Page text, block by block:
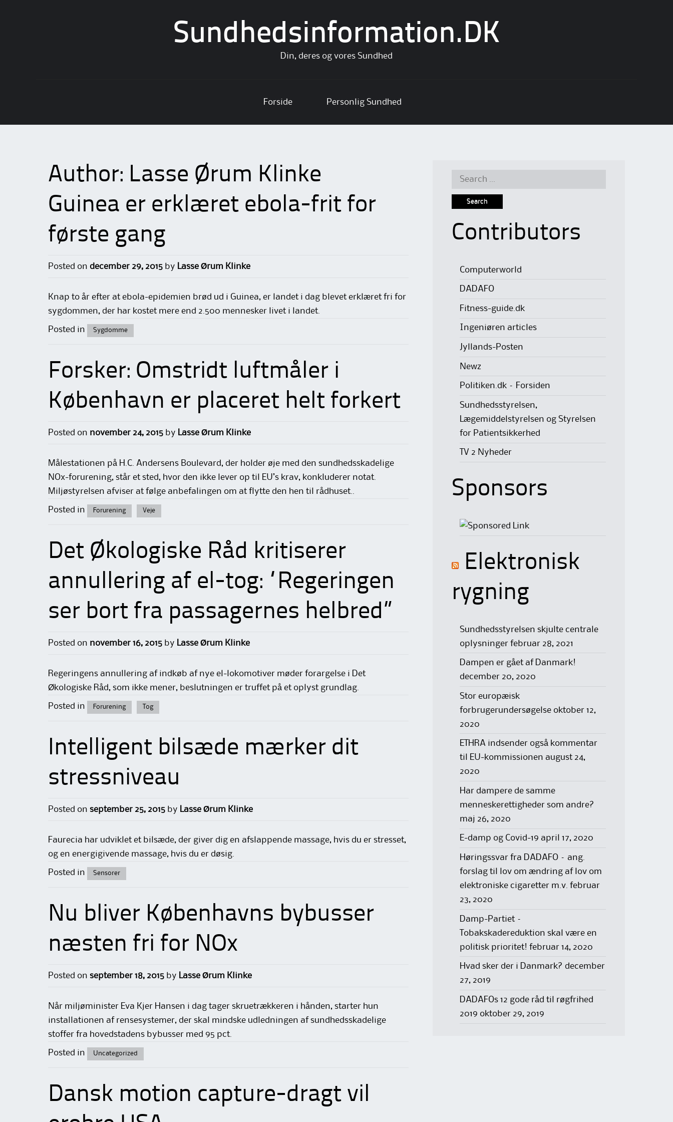
Sundhedsinformation.DK
Din, deres og vores Sundhed
content
Forside Personlig Sundhed
Author: Lasse Ørum Klinke
Guinea er erklæret ebola-frit for
første gang
Posted on december 29, 2015 by Lasse Ørum Klinke
Knap to år efter at ebola-epidemien brød ud i Guinea, er landet i dag blevet erklæret fri for
sygdommen, der har kostet mere end 2.500 mennesker livet i landet.
Posted in Sygdomme
Forsker: Omstridt luftmåler i
København er placeret helt forkert
Posted on november 24, 2015 by Lasse Ørum Klinke
Målestationen på H.C. Andersens Boulevard, der holder øje med den sundhedsskadelige
NOx-forurening, står et sted, hvor den ikke lever op til EU’s krav, konkluderer notat.
Miljøstyrelsen afviser at følge anbefalingen om at flytte den hen til rådhuset..
Posted in Forurening Veje
Det Økologiske Råd kritiserer
annullering af el-tog: “Regeringen
ser bort fra passagernes helbred”
Posted on november 16, 2015 by Lasse Ørum Klinke
Regeringens annullering af indkøb af nye el-lokomotiver møder forargelse i Det
Økologiske Råd, som ikke mener, beslutningen er truffet på et oplyst grundlag.
Posted in Forurening Tog
Intelligent bilsæde mærker dit
stressniveau
Posted on september 25, 2015 by Lasse Ørum Klinke
Faurecia har udviklet et bilsæde, der giver dig en afslappende massage, hvis du er stresset,
og en energigivende massage, hvis du er døsig.
Posted in Sensorer
Nu bliver Københavns bybusser
næsten fri for NOx
Posted on september 18, 2015 by Lasse Ørum Klinke
Når miljøminister Eva Kjer Hansen i dag tager skruetrækkeren i hånden, starter hun
installationen af rensesystemer, der skal mindske udledningen af sundhedsskadelige
stoffer fra hovedstadens bybusser med 95 pct.
Posted in Uncategorized
Dansk motion capture-dragt vil
Search
Contributors
Computerworld
DADAFO
Fitness-guide.dk
Ingeniøren articles
Jyllands-Posten
Newz
Politiken.dk – Forsiden
Sundhedsstyrelsen,
Lægemiddelstyrelsen og Styrelsen
for Patientsikkerhed
TV 2 Nyheder
Sponsors
Elektronisk
rygning
Sundhedsstyrelsen skjulte centrale
oplysninger februar 28, 2021
Dampen er gået af Danmark!
december 20, 2020
Stor europæisk
forbrugerundersøgelse oktober 12,
2020
ETHRA indsender også kommentar
til EU-kommissionen august 24,
2020
Har dampere de samme
menneskerettigheder som andre?
maj 26, 2020
E-damp og Covid-19 april 17, 2020
Høringssvar fra DADAFO – ang.
forslag til lov om ændring af lov om
elektroniske cigaretter m.v. februar
23, 2020
Damp-Partiet –
Tobakskadereduktion skal være en
politisk prioritet! februar 14, 2020
Hvad sker der i Danmark? december
27, 2019
DADAFOs 12 gode råd til røgfrihed
2019 oktober 29, 2019